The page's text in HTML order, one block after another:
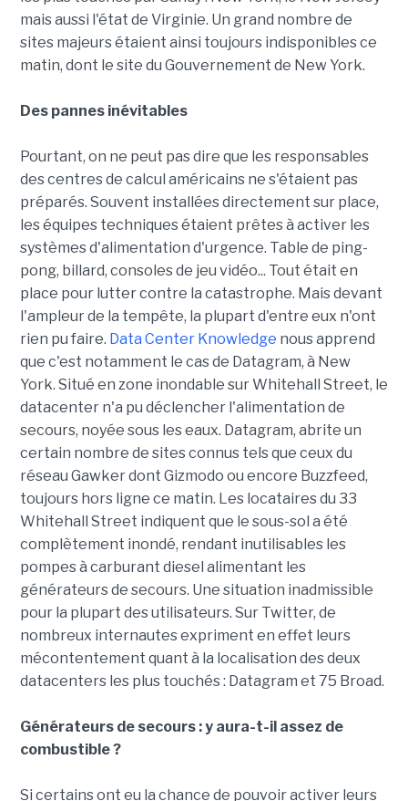
mais aussi l'état de Virginie. Un grand nombre de
sites majeurs étaient ainsi toujours indisponibles ce
matin, dont le site du Gouvernement de New York.
Des pannes inévitables
Pourtant, on ne peut pas dire que les responsables
des centres de calcul américains ne s'étaient pas
préparés. Souvent installées directement sur place,
les équipes techniques étaient prêtes à activer les
systèmes d'alimentation d'urgence. Table de ping-
pong, billard, consoles de jeu vidéo... Tout était en
place pour lutter contre la catastrophe. Mais devant
l'ampleur de la tempête, la plupart d'entre eux n'ont
rien pu faire. Data Center Knowledge nous apprend
que c'est notamment le cas de Datagram, à New
York. Situé en zone inondable sur Whitehall Street, le
datacenter n'a pu déclencher l'alimentation de
secours, noyée sous les eaux. Datagram, abrite un
certain nombre de sites connus tels que ceux du
réseau Gawker dont Gizmodo ou encore Buzzfeed,
toujours hors ligne ce matin. Les locataires du 33
Whitehall Street indiquent que le sous-sol a été
complètement inondé, rendant inutilisables les
pompes à carburant diesel alimentant les
générateurs de secours. Une situation inadmissible
pour la plupart des utilisateurs. Sur Twitter, de
nombreux internautes expriment en effet leurs
mécontentement quant à la localisation des deux
datacenters les plus touchés : Datagram et 75 Broad.
Générateurs de secours : y aura-t-il assez de
combustible ?
Si certains ont eu la chance de pouvoir activer leurs